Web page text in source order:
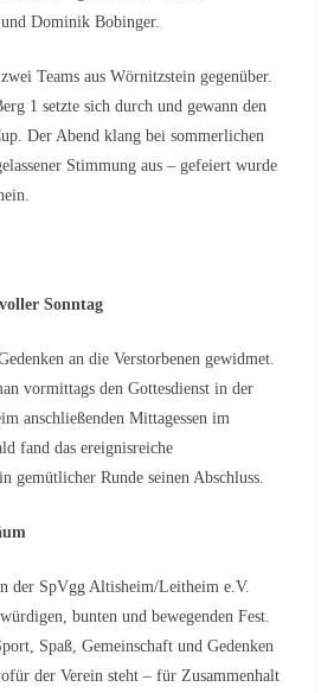
Dominik Bobinger.
Teams aus Wörnitzstein gegenüber.
1 setzte sich durch und gewann den
Der Abend klang bei sommerlichen
Stimmung aus – gefeiert wurde
Sonntag
an die Verstorbenen gewidmet.
vormittags den Gottesdienst in der
anschließenden Mittagessen im
fand das ereignisreiche
gemütlicher Runde seinen Abschluss.
der SpVgg Altisheim/Leitheim e.V.
bunten und bewegenden Fest.
Spaß, Gemeinschaft und Gedenken
der Verein steht – für Zusammenhalt